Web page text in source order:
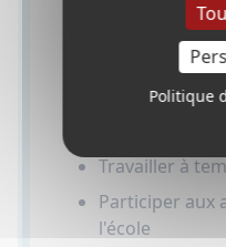
Aller au
Visitez des
des
Travailler à
Participer aux
l'école
Politique